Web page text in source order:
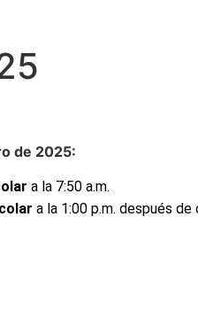
de 2025:
a la 7:50 a.m.
a la 1:00 p.m. después de